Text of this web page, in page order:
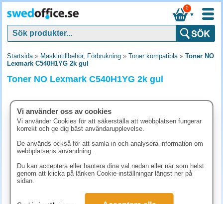
▼
0
Startsida» Maskintillbehör, Förbrukning » Toner kompatibla» Toner NO
Lexmark C540H1YG 2k gul
Toner NO Lexmark C540H1YG 2k gul
Vi använder oss av cookies
Vi använder Cookies för att säkerställa att webbplatsen fungerar
korrekt och ge dig bäst användarupplevelse.
De används också för att samla in och analysera information om
webbplatsens användning.
Du kan acceptera eller hantera dina val nedan eller när som helst
genom att klicka på länken Cookie-inställningar längst ner på
sidan.